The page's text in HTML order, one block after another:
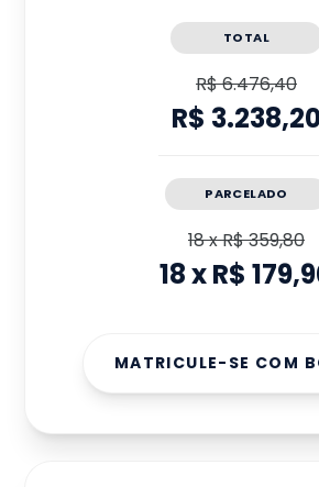
TOTAL
R$ 6.476,40
R$
PARCELADO
18xR$ 359,80
18xR$
MATRICULE-SE COM